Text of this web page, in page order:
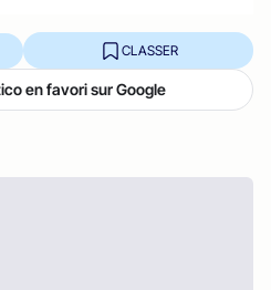
CLASSER
en favori sur Google